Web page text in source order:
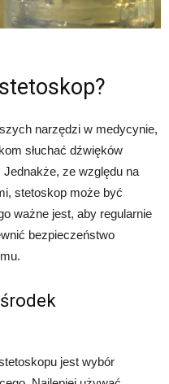
narzędzi w medycynie,
słuchać dźwięków
ze względu na
stetoskop może być
ważne jest, aby regularnie
bezpieczeństwo
jest wybór